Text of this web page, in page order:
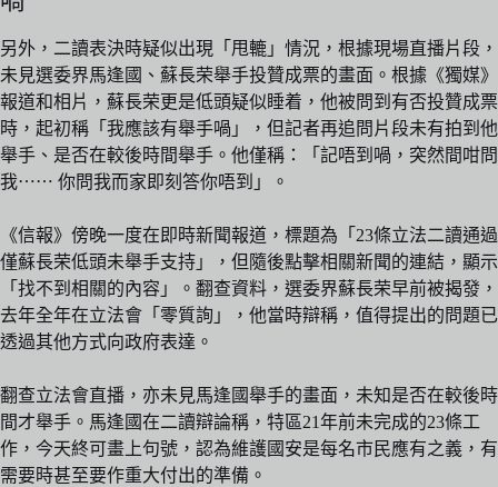
另外，二讀表決時疑似出現「甩轆」情況，根據現場直播片段，
未見選委界馬逢國、蘇長荣舉手投贊成票的畫面。根據《獨媒》
報道和相片，蘇長荣更是低頭疑似睡着，他被問到有否投贊成票
時，起初稱「我應該有舉手喎」，但記者再追問片段未有拍到他
舉手、是否在較後時間舉手。他僅稱：「記唔到喎，突然間咁問
我⋯⋯ 你問我而家即刻答你唔到」。
《信報》傍晚一度在即時新聞報道，標題為「23條立法二讀通過
僅蘇長荣低頭未舉手支持」，但隨後點擊相關新聞的連結，顯示
「找不到相關的內容」。翻查資料，選委界蘇長荣早前被揭發，
去年全年在立法會「零質詢」，他當時辯稱，值得提出的問題已
透過其他方式向政府表達。
翻查立法會直播，亦未見馬逢國舉手的畫面，未知是否在較後時
間才舉手。馬逢國在二讀辯論稱，特區21年前未完成的23條工
作，今天終可畫上句號，認為維護國安是每名市民應有之義，有
需要時甚至要作重大付出的準備。